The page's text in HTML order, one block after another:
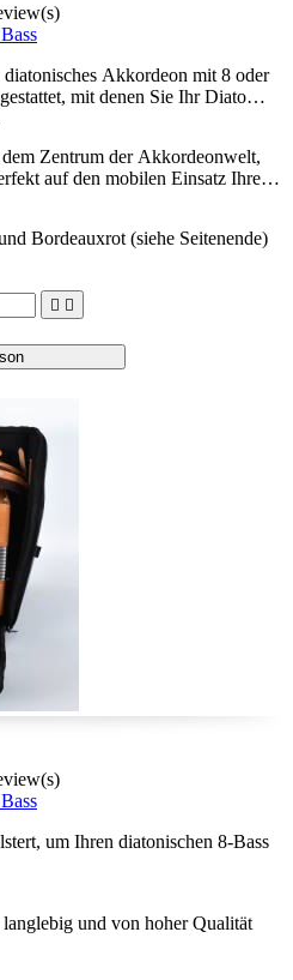
Akkordeon mit 8 oder
mit denen Sie Ihr Diato
dem Zentrum der Akkordeonwelt,
auf den mobilen Einsatz Ihres
Bordeauxrot (siehe Seitenende)
 
um Ihren diatonischen 8-Bass
und von hoher Qualität